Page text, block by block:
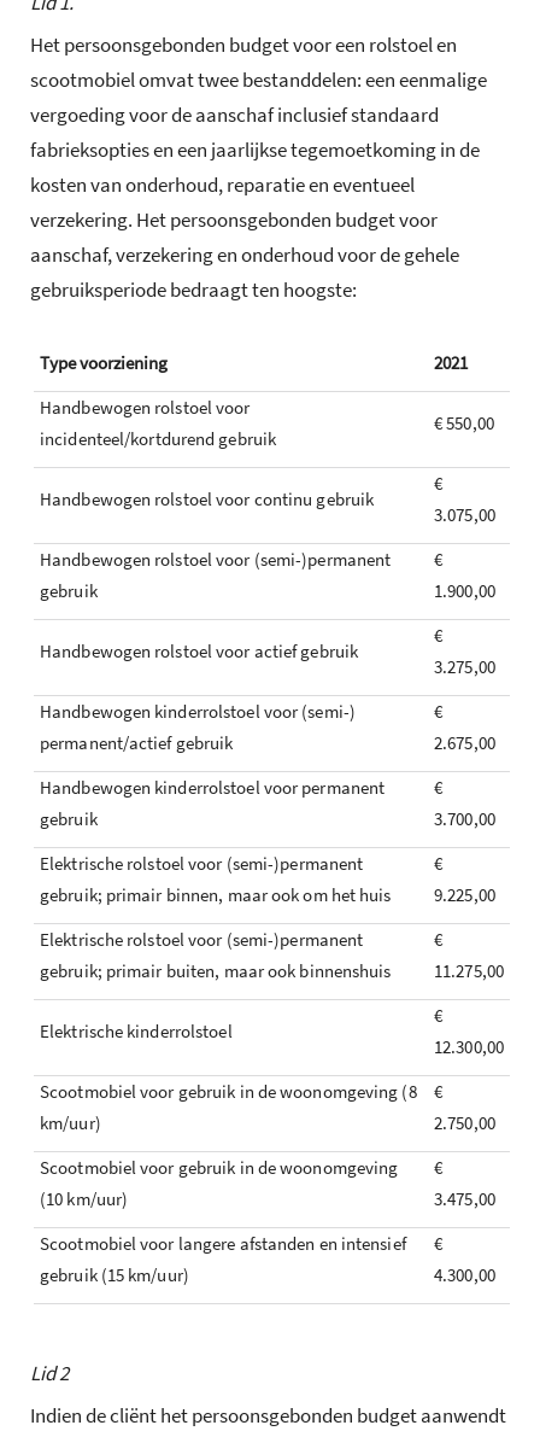
Het persoonsgebonden budget voor een rolstoel en
scootmobiel omvat twee bestanddelen: een eenmalige
vergoeding voor de aanschaf inclusief standaard
fabrieksopties en een jaarlijkse tegemoetkoming in de
kosten van onderhoud, reparatie en eventueel
verzekering. Het persoonsgebonden budget voor
aanschaf, verzekering en onderhoud voor de gehele
gebruiksperiode bedraagt ten hoogste:
Type voorziening
2021
Handbewogen rolstoel voor
incidenteel/kortdurend gebruik
€ 550,00
Handbewogen rolstoel voor continu gebruik
€
3.075,00
Handbewogen rolstoel voor (semi-)permanent
gebruik
€
1.900,00
Handbewogen rolstoel voor actief gebruik
€
3.275,00
Handbewogen kinderrolstoel voor (semi-)
permanent/actief gebruik
€
2.675,00
Handbewogen kinderrolstoel voor permanent
gebruik
€
3.700,00
Elektrische rolstoel voor (semi-)permanent
gebruik; primair binnen, maar ook om het huis
€
9.225,00
Elektrische rolstoel voor (semi-)permanent
gebruik; primair buiten, maar ook binnenshuis
€
11.275,00
Elektrische kinderrolstoel
€
12.300,00
Scootmobiel voor gebruik in de woonomgeving (8
km/uur)
€
2.750,00
Scootmobiel voor gebruik in de woonomgeving
(10 km/uur)
€
3.475,00
Scootmobiel voor langere afstanden en intensief
gebruik (15 km/uur)
€
4.300,00
Lid 2
Indien de cliënt het persoonsgebonden budget aanwendt